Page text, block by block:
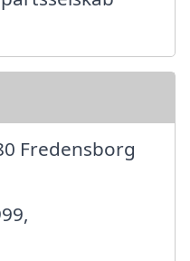
Fredensborg